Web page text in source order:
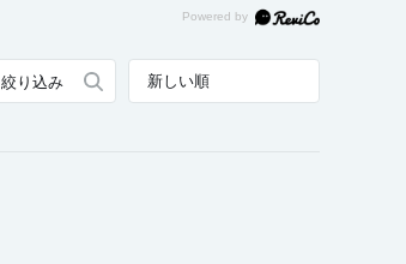
絞り込み 表示：新しい順